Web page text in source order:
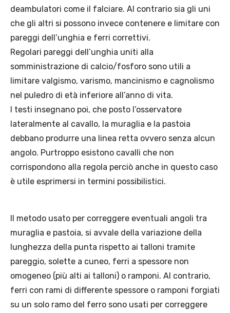
deambulatori come il falciare. Al contrario sia gli uni
che gli altri si possono invece contenere e limitare con
pareggi dell’unghia e ferri correttivi.
Regolari pareggi dell’unghia uniti alla
somministrazione di calcio/fosforo sono utili a
limitare valgismo, varismo, mancinismo e cagnolismo
nel puledro di età inferiore all’anno di vita.
I testi insegnano poi, che posto l’osservatore
lateralmente al cavallo, la muraglia e la pastoia
debbano produrre una linea retta ovvero senza alcun
angolo. Purtroppo esistono cavalli che non
corrispondono alla regola perciò anche in questo caso
è utile esprimersi in termini possibilistici.
Il metodo usato per correggere eventuali angoli tra
muraglia e pastoia, si avvale della variazione della
lunghezza della punta rispetto ai talloni tramite
pareggio, solette a cuneo, ferri a spessore non
omogeneo (più alti ai talloni) o ramponi. Al contrario,
ferri con rami di differente spessore o ramponi forgiati
su un solo ramo del ferro sono usati per correggere